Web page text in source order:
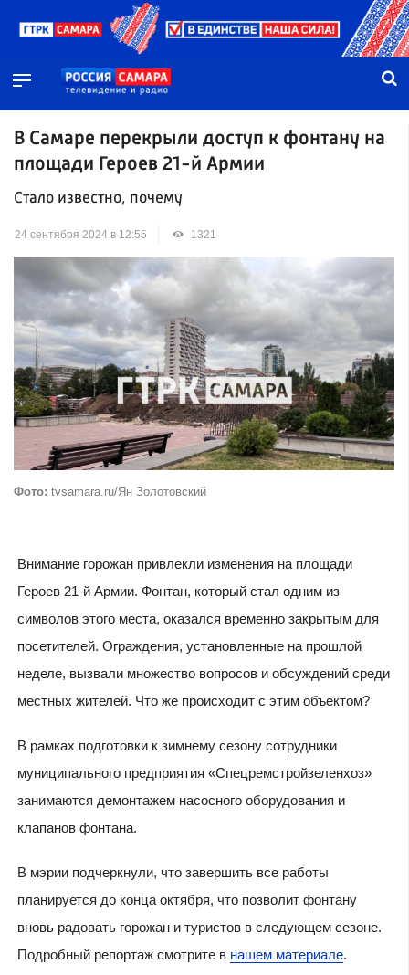
В Самаре перекрыли доступ к фонтану на
площади Героев 21-й Армии
Стало известно, почему
24 сентября 2024 в 12:55 1321
Фото: tvsamara.ru/Ян Золотовский
Внимание горожан привлекли изменения на площади
Героев 21-й Армии. Фонтан, который стал одним из
символов этого места, оказался временно закрытым для
посетителей. Ограждения, установленные на прошлой
неделе, вызвали множество вопросов и обсуждений среди
местных жителей. Что же происходит с этим объектом?
В рамках подготовки к зимнему сезону сотрудники
муниципального предприятия «Спецремстройзеленхоз»
занимаются демонтажем насосного оборудования и
клапанов фонтана.
В мэрии подчеркнули, что завершить все работы
планируется до конца октября, что позволит фонтану
вновь радовать горожан и туристов в следующем сезоне.
Подробный репортаж смотрите в нашем материале.